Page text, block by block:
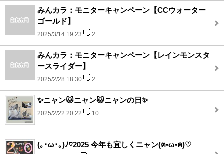
みんカラ：モニターキャンペーン【CCウォーター
ゴールド】
2025/3/14 19:23 2
みんカラ：モニターキャンペーン【レインモンスタ
ースライダー】
2025/2/28 18:30 2
✨ニャン🐱ニャン🐱ニャンの日✨
2025/2/22 20:22 10
(⁠｡⁠･⁠ω⁠･⁠｡⁠)⁠ﾉ⁠♡2025 今年も宜しくニャン(ฅ•ω•ฅ)♡